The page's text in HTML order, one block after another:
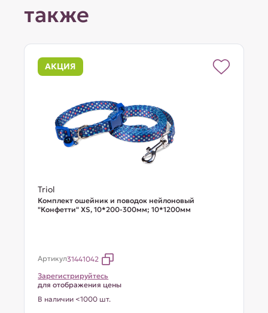
также
АКЦИЯ
Triol
Комплект ошейник и поводок нейлоновый
"Конфетти" XS, 10*200-300мм; 10*1200мм
Артикул31441042
Зарегистрируйтесь
для отображения цены
В наличии <1000 шт.